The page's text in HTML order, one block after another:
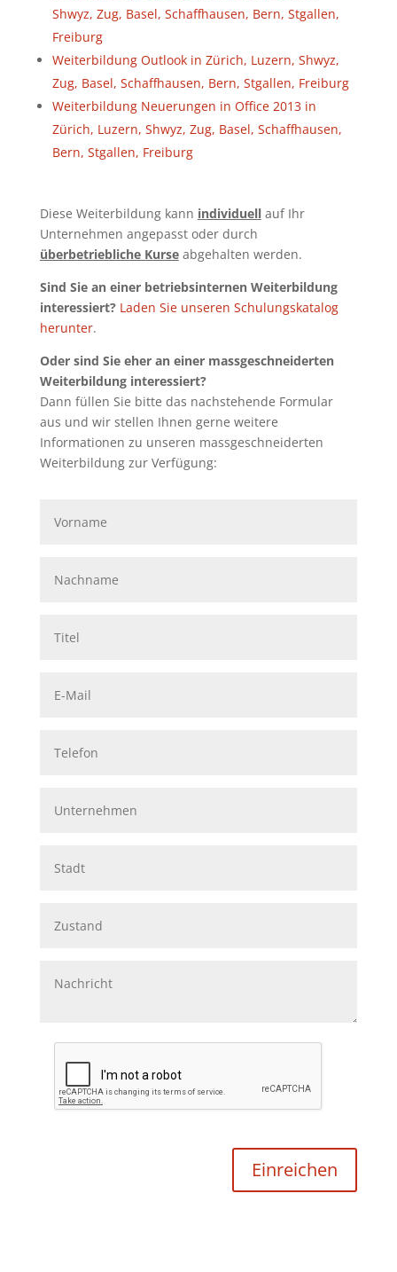
Shwyz, Zug, Basel, Schaffhausen, Bern, Stgallen,
Freiburg
Weiterbildung Outlook in Zürich, Luzern, Shwyz,
Zug, Basel, Schaffhausen, Bern, Stgallen, Freiburg
Weiterbildung Neuerungen in Office 2013 in
Zürich, Luzern, Shwyz, Zug, Basel, Schaffhausen,
Bern, Stgallen, Freiburg
Diese Weiterbildung kann individuellauf Ihr
Unternehmen angepasst oder durch
überbetriebliche Kurseabgehalten werden.
Sind Sie an einer betriebsinternen Weiterbildung
interessiert? Laden Sie unseren Schulungskatalog
herunter.
Oder sind Sie eher an einer massgeschneiderten
Weiterbildung interessiert?
Dann füllen Sie bitte das nachstehende Formular
aus und wir stellen Ihnen gerne weitere
Informationen zu unseren massgeschneiderten
Weiterbildung zur Verfügung: